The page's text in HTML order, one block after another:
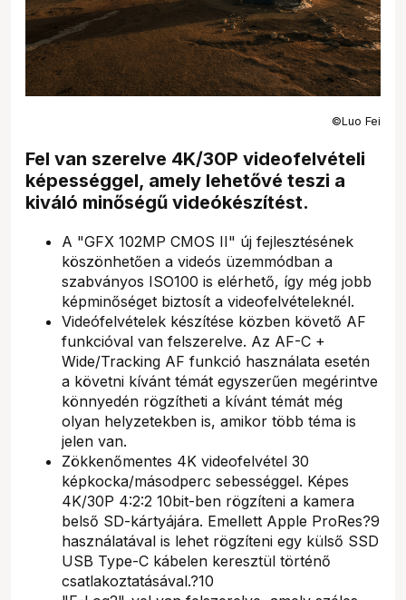
©Luo Fei
Fel van szerelve 4K/30P videofelvételi
képességgel, amely lehetővé teszi a
kiváló minőségű videókészítést.
A "GFX 102MP CMOS II" új fejlesztésének
köszönhetően a videós üzemmódban a
szabványos ISO100 is elérhető, így még jobb
képminőséget biztosít a videofelvételeknél.
Videófelvételek készítése közben követő AF
funkcióval van felszerelve. Az AF-C +
Wide/Tracking AF funkció használata esetén
a követni kívánt témát egyszerűen megérintve
könnyedén rögzítheti a kívánt témát még
olyan helyzetekben is, amikor több téma is
jelen van.
Zökkenőmentes 4K videofelvétel 30
képkocka/másodperc sebességgel. Képes
4K/30P 4:2:2 10bit-ben rögzíteni a kamera
belső SD-kártyájára. Emellett Apple ProRes?9
használatával is lehet rögzíteni egy külső SSD
USB Type-C kábelen keresztül történő
csatlakoztatásával.?10